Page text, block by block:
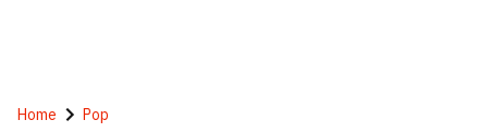
Home Pop